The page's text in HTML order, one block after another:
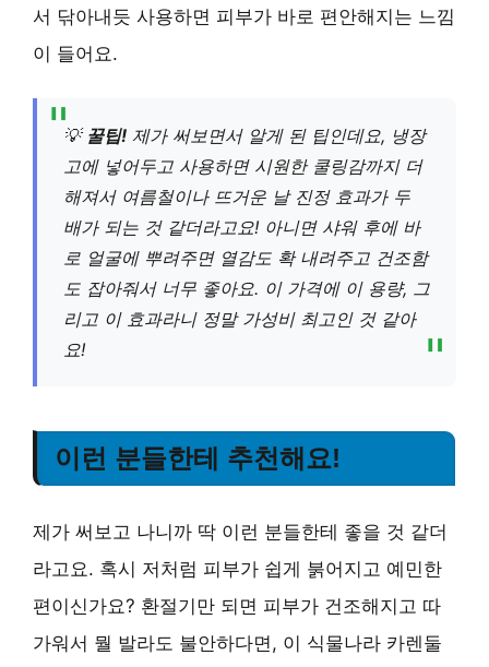
서 닦아내듯 사용하면 피부가 바로 편안해지는 느낌
이 들어요.
💡 꿀팁! 제가 써보면서 알게 된 팁인데요, 냉장
고에 넣어두고 사용하면 시원한 쿨링감까지 더
해져서 여름철이나 뜨거운 날 진정 효과가 두
배가 되는 것 같더라고요! 아니면 샤워 후에 바
로 얼굴에 뿌려주면 열감도 확 내려주고 건조함
도 잡아줘서 너무 좋아요. 이 가격에 이 용량, 그
리고 이 효과라니 정말 가성비 최고인 것 같아
요!
이런 분들한테 추천해요!
제가 써보고 나니까 딱 이런 분들한테 좋을 것 같더
라고요. 혹시 저처럼 피부가 쉽게 붉어지고 예민한
편이신가요? 환절기만 되면 피부가 건조해지고 따
가워서 뭘 발라도 불안하다면, 이 식물나라 카렌둘